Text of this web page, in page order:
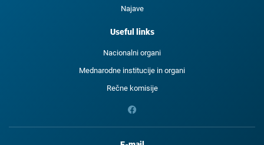
Najave
Useful links
Nacionalni organi
Mednarodne institucije in organi
Rečne komisije